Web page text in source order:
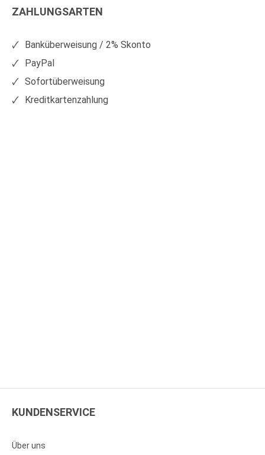
auf
auf
ZAHLUNGSARTEN
Banküberweisung / 2% Skonto
PayPal
Sofortüberweisung
Kreditkartenzahlung
KUNDENSERVICE
Über uns